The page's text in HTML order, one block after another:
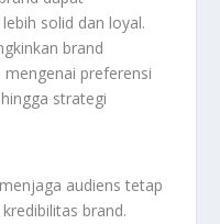
solid dan loyal.
brand
preferensi
strategi
audiens tetap
brand.